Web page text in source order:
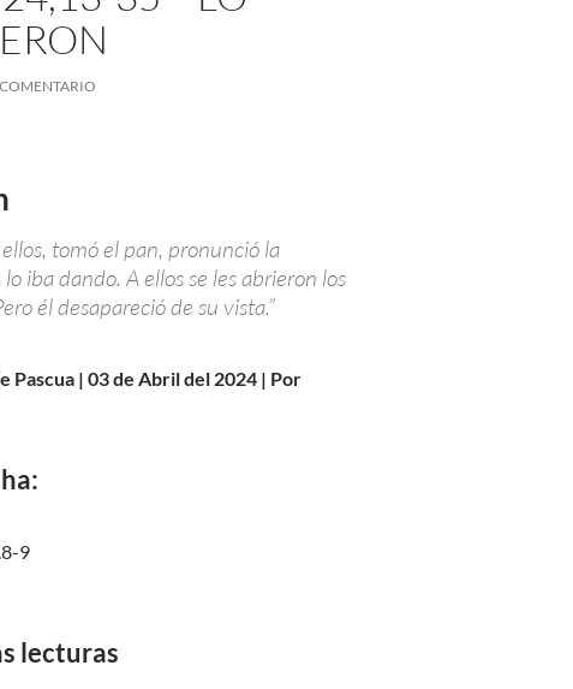
tomó el pan, pronunció la
iba dando. A ellos se les abrieron los
él desapareció de su vista.”
Pascua | 03 de Abril del 2024 | Por
9
lecturas